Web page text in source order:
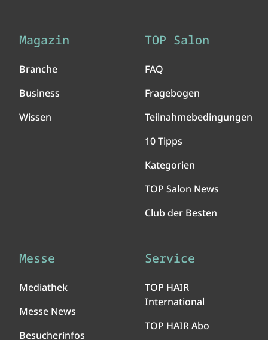
Magazin
Branche
Business
Wissen
TOP Salon
FAQ
Fragebogen
Teilnahmebedingungen
10 Tipps
Kategorien
TOP Salon News
Club der Besten
Messe
Mediathek
Messe News
Besucherinfos
Service
TOP HAIR
International
TOP HAIR Abo